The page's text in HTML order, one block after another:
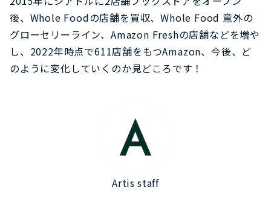
後、Whole Foodの店舗を買収、Whole Food 意外の
グローセリーライン、Amazon Freshの店舗などを増や
し、2022年時点で611店舗をもつAmazon、今後、ど
のように変化していくのか見どころです！
Artis staff